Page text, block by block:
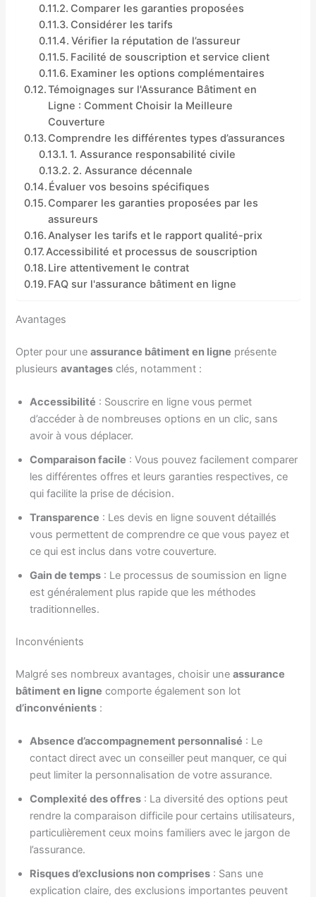
Comparer les garanties proposées
Considérer les tarifs
Vérifier la réputation de l’assureur
Facilité de souscription et service client
Examiner les options complémentaires
Témoignages sur l'Assurance Bâtiment en
Ligne : Comment Choisir la Meilleure
Couverture
Comprendre les différentes types d’assurances
1. Assurance responsabilité civile
2. Assurance décennale
Évaluer vos besoins spécifiques
Comparer les garanties proposées par les
assureurs
Analyser les tarifs et le rapport qualité-prix
Accessibilité et processus de souscription
Lire attentivement le contrat
FAQ sur l'assurance bâtiment en ligne
Avantages
Opter pour uneassurance bâtiment en ligne présente
plusieursavantages clés, notamment :
Accessibilité : Souscrire en ligne vous permet
d’accéder à de nombreuses options en un clic, sans
avoir à vous déplacer.
Comparaison facile : Vous pouvez facilement comparer
les différentes offres et leurs garanties respectives, ce
qui facilite la prise de décision.
Transparence : Les devis en ligne souvent détaillés
vous permettent de comprendre ce que vous payez et
ce qui est inclus dans votre couverture.
Gain de temps : Le processus de soumission en ligne
est généralement plus rapide que les méthodes
traditionnelles.
Inconvénients
Malgré ses nombreux avantages, choisir uneassurance
bâtiment en ligne comporte également son lot
d’inconvénients :
Absence d’accompagnement personnalisé : Le
contact direct avec un conseiller peut manquer, ce qui
peut limiter la personnalisation de votre assurance.
Complexité des offres : La diversité des options peut
rendre la comparaison difficile pour certains utilisateurs,
particulièrement ceux moins familiers avec le jargon de
l’assurance.
Risques d’exclusions non comprises : Sans une
explication claire, des exclusions importantes peuvent